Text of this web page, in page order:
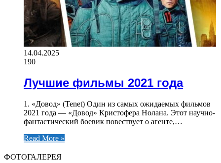
14.04.2025
190
Лучшие фильмы 2021 года
1. «Довод» (Tenet) Один из самых ожидаемых фильмов
2021 года — «Довод» Кристофера Нолана. Этот научно-
фантастический боевик повествует о агенте,…
Read More »
ФОТОГАЛЕРЕЯ